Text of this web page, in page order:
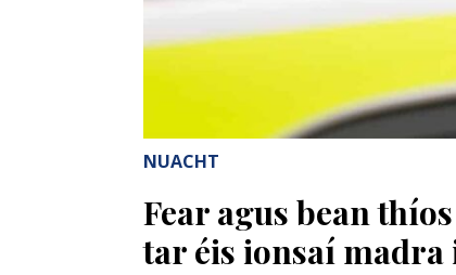
NUACHT
Fear agus bean
tar éis ionsaí